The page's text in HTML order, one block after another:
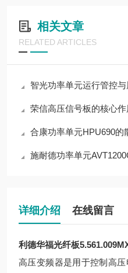
相关文章
RELATED ARTICLES
智光功率单元运行管控
荣信高压信号板的核心
合康功率单元HPU690的
施耐德功率单元
详细介绍 在线留言
利德华福光纤板
高压变频器是用于控制高压